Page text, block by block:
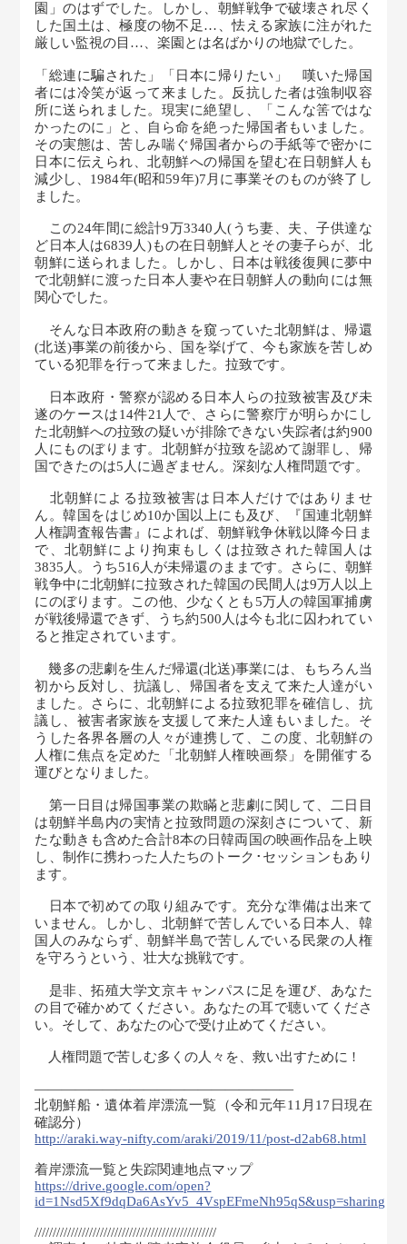
園」のはずでした。しかし、朝鮮戦争で破壊され尽く
した国土は、極度の物不足…、怯える家族に注がれた
厳しい監視の目…、楽園とは名ばかりの地獄でした。
「総連に騙された」「日本に帰りたい」 嘆いた帰国
者には冷笑が返って来ました。反抗した者は強制収容
所に送られました。現実に絶望し、「こんな筈ではな
かったのに」と、自ら命を絶った帰国者もいました。
その実態は、苦しみ喘ぐ帰国者からの手紙等で密かに
日本に伝えられ、北朝鮮への帰国を望む在日朝鮮人も
減少し、1984年(昭和59年)7月に事業そのものが終了し
ました。
この24年間に総計9万3340人(うち妻、夫、子供達な
ど日本人は6839人)もの在日朝鮮人とその妻子らが、北
朝鮮に送られました。しかし、日本は戦後復興に夢中
で北朝鮮に渡った日本人妻や在日朝鮮人の動向には無
関心でした。
そんな日本政府の動きを窺っていた北朝鮮は、帰還
(北送)事業の前後から、国を挙げて、今も家族を苦しめ
ている犯罪を行って来ました。拉致です。
日本政府・警察が認める日本人らの拉致被害及び未
遂のケースは14件21人で、さらに警察庁が明らかにし
た北朝鮮への拉致の疑いが排除できない失踪者は約900
人にものぼります。北朝鮮が拉致を認めて謝罪し、帰
国できたのは5人に過ぎません。深刻な人権問題です。
北朝鮮による拉致被害は日本人だけではありませ
ん。韓国をはじめ10か国以上にも及び、『国連北朝鮮
人権調査報告書』によれば、朝鮮戦争休戦以降今日ま
で、北朝鮮により拘束もしくは拉致された韓国人は
3835人。うち516人が未帰還のままです。さらに、朝鮮
戦争中に北朝鮮に拉致された韓国の民間人は9万人以上
にのぼります。この他、少なくとも5万人の韓国軍捕虜
が戦後帰還できず、うち約500人は今も北に囚われてい
ると推定されています。
幾多の悲劇を生んだ帰還(北送)事業には、もちろん当
初から反対し、抗議し、帰国者を支えて来た人達がい
ました。さらに、北朝鮮による拉致犯罪を確信し、抗
議し、被害者家族を支援して来た人達もいました。そ
うした各界各層の人々が連携して、この度、北朝鮮の
人権に焦点を定めた「北朝鮮人権映画祭」を開催する
運びとなりました。
第一日目は帰国事業の欺瞞と悲劇に関して、二日目
は朝鮮半島内の実情と拉致問題の深刻さについて、新
たな動きも含めた合計8本の日韓両国の映画作品を上映
し、制作に携わった人たちのトーク･セッションもあり
ます。
日本で初めての取り組みです。充分な準備は出来て
いません。しかし、北朝鮮で苦しんでいる日本人、韓
国人のみならず、朝鮮半島で苦しんでいる民衆の人権
を守ろうという、壮大な挑戦です。
是非、拓殖大学文京キャンパスに足を運び、あなた
の目で確かめてください。あなたの耳で聴いてくださ
い。そして、あなたの心で受け止めてください。
人権問題で苦しむ多くの人々を、救い出すために !
———————――――――――――――
北朝鮮船・遺体着岸漂流一覧（令和元年11月17日現在
確認分）
http://araki.way-nifty.com/araki/2019/11/post-d2ab68.html
着岸漂流一覧と失踪関連地点マップ
https://drive.google.com/open?
id=1Nsd5Xf9dqDa6AsYv5_4VspEFmeNh95qS&usp=sharing
//////////////////////////////////////////////////